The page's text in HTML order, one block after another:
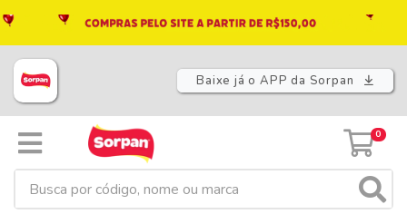
Baixe já o APP da Sorpan
0